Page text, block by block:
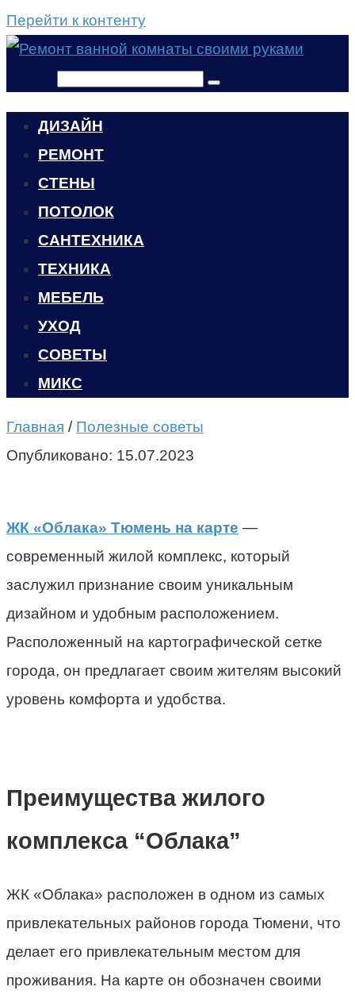
Перейти к контенту
ДИЗАЙН
РЕМОНТ
СТЕНЫ
ПОТОЛОК
САНТЕХНИКА
ТЕХНИКА
МЕБЕЛЬ
УХОД
CОВЕТЫ
МИКС
Главная / Полезные советы
Опубликовано: 15.07.2023
ЖК «Облака» Тюмень на карте —
современный жилой комплекс, который
заслужил признание своим уникальным
дизайном и удобным расположением.
Расположенный на картографической сетке
города, он предлагает своим жителям высокий
уровень комфорта и удобства.
Преимущества жилого
комплекса “Облака”
ЖК «Облака» расположен в одном из самых
привлекательных районов города Тюмени, что
делает его привлекательным местом для
проживания. На карте он обозначен своими